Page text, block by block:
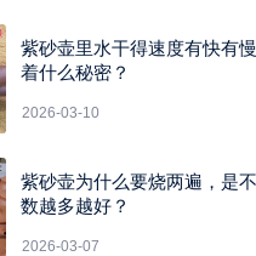
紫砂壶里水干得速度有快有
着什么秘密？
2026-03-10
紫砂壶为什么要烧两遍，是
数越多越好？
2026-03-07